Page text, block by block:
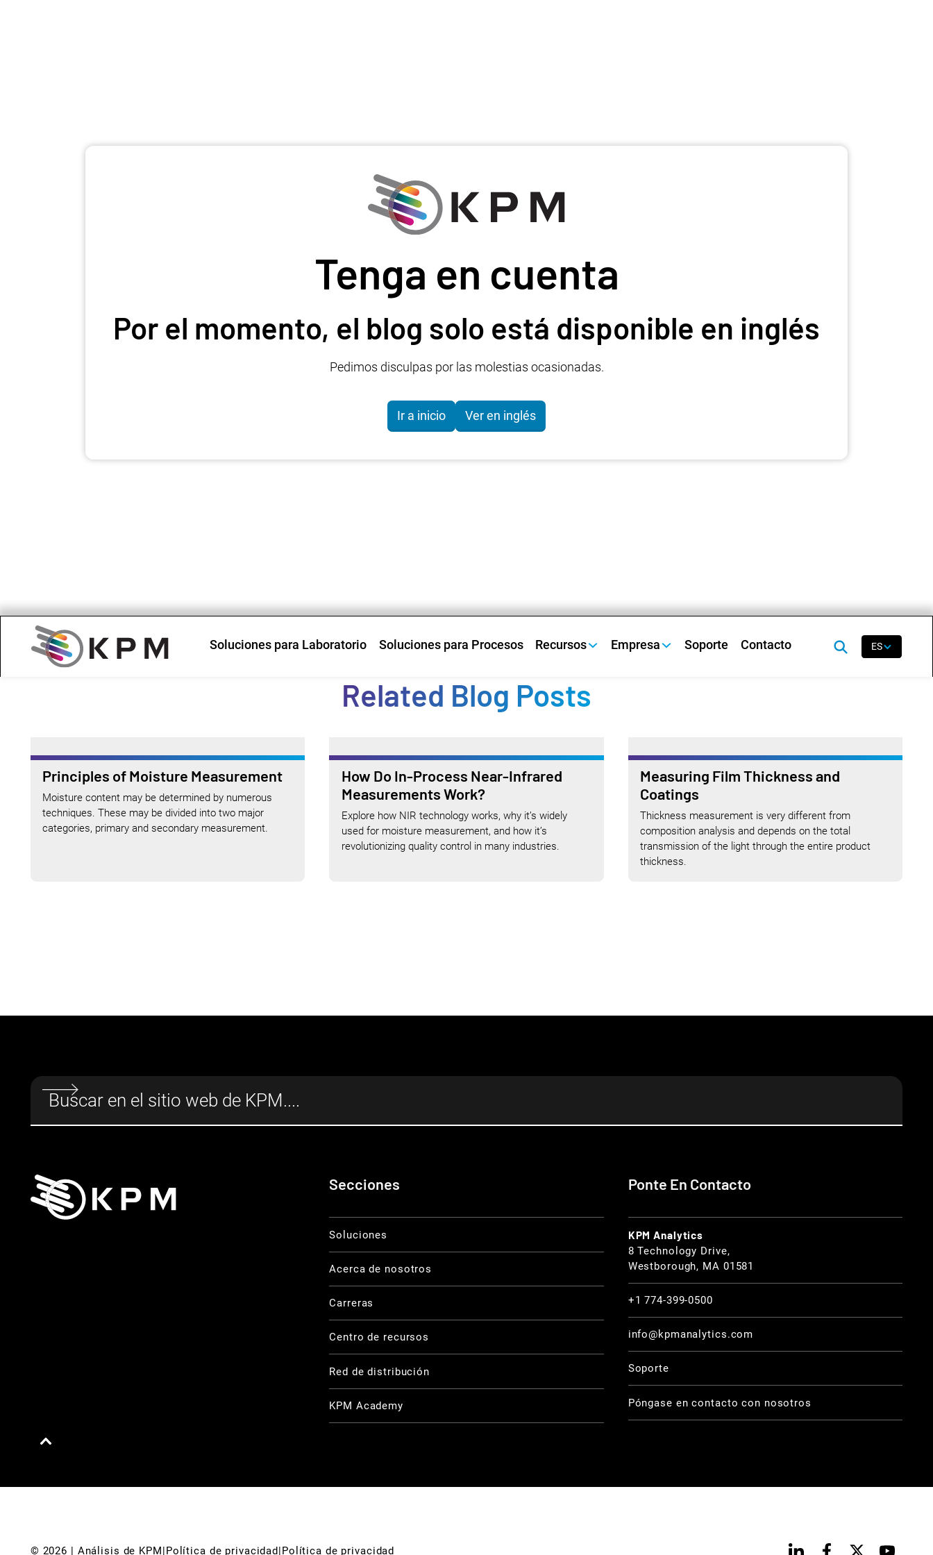
Tenga en cuenta
Por el momento, el blog solo está disponible en inglés
Pedimos disculpas por las molestias ocasionadas.
Ir a inicio Ver en inglés
Soluciones para Laboratorio Soluciones para Procesos Recursos Empresa Soporte Contacto ES
Related Blog Posts
Principles of Moisture Measurement
Moisture content may be determined by numerous
techniques. These may be divided into two major
categories, primary and secondary measurement.
How Do In-Process Near-Infrared
Measurements Work?
Explore how NIR technology works, why it’s widely
used for moisture measurement, and how it’s
revolutionizing quality control in many industries.
Measuring Film Thickness and
Coatings
Thickness measurement is very different from
composition analysis and depends on the total
transmission of the light through the entire product
thickness.
Secciones
Soluciones
Acerca de nosotros
Carreras
Centro de recursos
Red de distribución
KPM Academy
Ponte En Contacto
KPM Analytics
8 Technology Drive,
Westborough, MA 01581
+1 774-399-0500
info@kpmanalytics.com
Soporte
Póngase en contacto con nosotros
© 2026 | Análisis de KPM|Política de privacidad|Política de privacidad